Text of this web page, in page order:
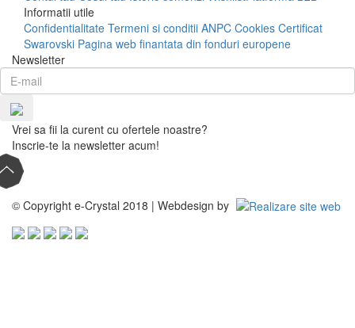
Informatii utile
Confidentialitate Termeni si conditii ANPC Cookies Certificat
Swarovski Pagina web finantata din fonduri europene
Newsletter
Vrei sa fii la curent cu ofertele noastre?
Inscrie-te la newsletter acum!
© Copyright e-Crystal 2018 | Webdesign by